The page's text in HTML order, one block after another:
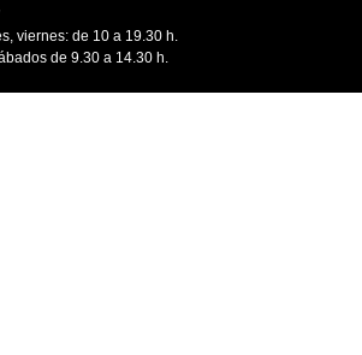
viernes: de 10 a 19.30 h.
de 9.30 a 14.30 h.